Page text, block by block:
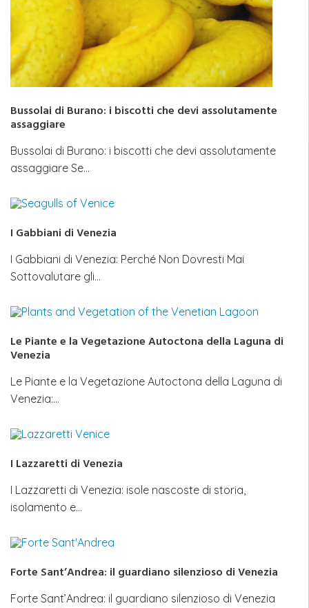
Bussolai di Burano: i biscotti che devi assolutamente
assaggiare
Bussolai di Burano: i biscotti che devi assolutamente
assaggiare Se…
I Gabbiani di Venezia
I Gabbiani di Venezia: Perché Non Dovresti Mai
Sottovalutare gli…
Le Piante e la Vegetazione Autoctona della Laguna di
Venezia
Le Piante e la Vegetazione Autoctona della Laguna di
Venezia:…
I Lazzaretti di Venezia
I Lazzaretti di Venezia: isole nascoste di storia,
isolamento e…
Forte Sant’Andrea: il guardiano silenzioso di Venezia
Forte Sant’Andrea: il guardiano silenzioso di Venezia